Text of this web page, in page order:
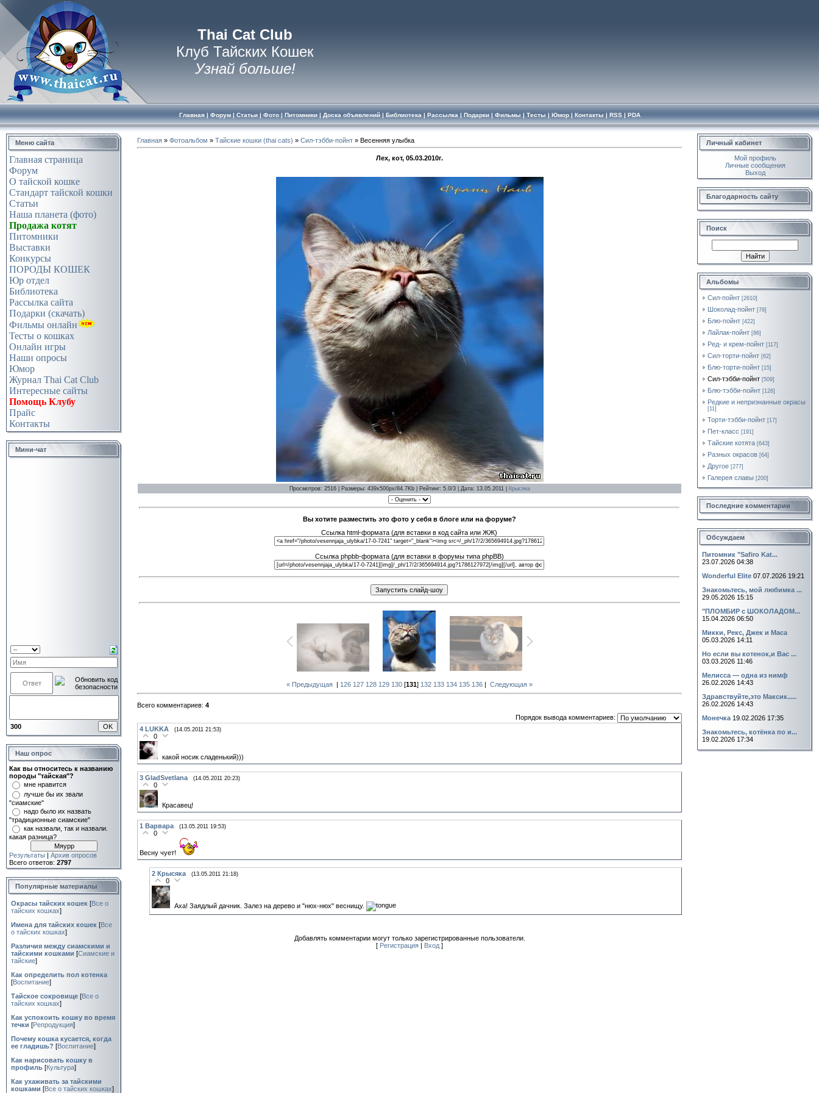
Thai Cat Club
Клуб Тайских Кошек
Узнай больше!
Главная| Форум| Статьи| Фото| Питомники| Доска объявлений| Библиотека | Рассылка | Подарки| Фильмы | Тесты | Юмор| Контакты | RSS| PDA
Меню сайта
Главная страница
Форум
О тайской кошке
Стандарт тайской кошки
Статьи
Наша планета (фото)
Продажа котят
Питомники
Выставки
Конкурсы
ПОРОДЫ КОШЕК
Юр отдел
Библиотека
Рассылка сайта
Подарки (скачать)
Фильмы онлайн
Тесты о кошках
Онлайн игры
Наши опросы
Юмор
Журнал Thai Cat Club
Интересные сайты
Помощь Клубу
Прайс
Контакты
Мини-чат
300
Наш опрос
Как вы относитесь к названию
породы "тайская"?
мне нравится
лучше бы их звали
"сиамские"
надо было их назвать
"традиционные сиамские"
как назвали, так и назвали.
какая разница?
Результаты | Архив опросов
Всего ответов: 2797
Популярные материалы
Окрасы тайских кошек [Все о
тайских кошках]
Имена для тайских кошек [Все
о тайских кошках]
Различия между сиамскими и
тайскими кошками [Сиамские и
тайские]
Как определить пол котенка
[Воспитание]
Тайское сокровище [Все о
тайских кошках]
Как успокоить кошку во время
течки [Репродукция]
Почему кошка кусается, когда
ее гладишь? [Воспитание]
Как нарисовать кошку в
профиль [Культура]
Как ухаживать за тайскими
кошками [Все о тайских кошках]
Главная » Фотоальбом » Тайские кошки (thai cats) » Сил-тэбби-пойнт » Весенняя улыбка
Лех, кот, 05.03.2010г.
Просмотров: 2516 | Размеры: 439x500px/84.7Kb | Рейтинг: 5.0/3 | Дата: 13.05.2011 | Крысяка
Вы хотите разместить это фото у себя в блоге или на форуме?
Ссылка html-формата (для вставки в код сайта или ЖЖ)
Ссылка phpbb-формата (для вставки в форумы типа phpBB)
« Предыдущая | 126 127 128 129 130 [131] 132 133 134 135 136 | Следующая »
Всего комментариев: 4
Порядок вывода комментариев:
4 LUKKA (14.05.2011 21:53)
0
какой носик сладенький)))
3 GladSvetlana (14.05.2011 20:23)
0
Красавец!
1 Варвара (13.05.2011 19:53)
0
Весну чует!
2 Крысяка (13.05.2011 21:18)
0
Аха! Заядлый дачник. Залез на дерево и "нюх-нюх" веснищу.
Добавлять комментарии могут только зарегистрированные пользователи.
[ Регистрация Вход ]
Личный кабинет
Мой профиль
Личные сообщения
Выход
Благодарность сайту
Поиск
Альбомы
Сил-пойнт [2610]
Шоколад-пойнт [78]
Блю-пойнт [422]
Лайлак-пойнт [86]
Ред- и крем-пойнт [117]
Сил-торти-пойнт [62]
Блю-торти-пойнт [15]
Сил-тэбби-пойнт [509]
Блю-тэбби-пойнт [126]
Редкие и непризнанные окрасы
[11]
Торти-тэбби-пойнт [17]
Пет-класс [191]
Тайские котята [643]
Разных окрасов [64]
Другое [277]
Галерея славы [200]
Последние комментарии
Обсуждаем
Питомник "Safiro Kat...
23.07.2026 04:38
Wonderful Elite 07.07.2026 19:21
Знакомьтесь, мой любимка ...
29.05.2026 15:15
"ПЛОМБИР с ШОКОЛАДОМ...
15.04.2026 06:50
Микки, Рекс, Джек и Маса
05.03.2026 14:11
Но если вы котенок,и Вас ...
03.03.2026 11:46
Мелисса — одна из нимф
26.02.2026 14:43
Здравствуйте,это Максик.....
26.02.2026 14:43
Монечка 19.02.2026 17:35
Знакомьтесь, котёнка по и...
19.02.2026 17:34